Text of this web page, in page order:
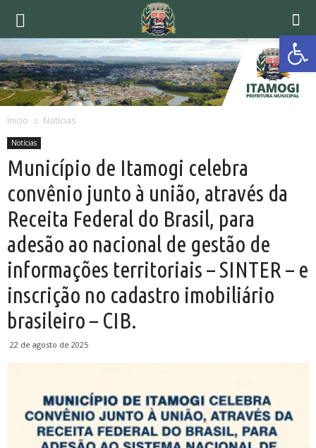
Inicio Notícias
Notícias
Município de Itamogi celebra
convênio junto à união, através da
Receita Federal do Brasil, para
adesão ao nacional de gestão de
informações territoriais – SINTER – e
inscrição no cadastro imobiliário
brasileiro – CIB.
22 de agosto de 2025